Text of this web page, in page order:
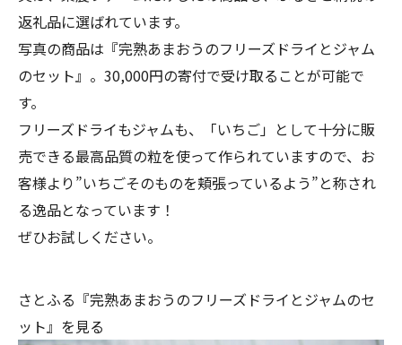
返礼品に選ばれています。
写真の商品は『完熟あまおうのフリーズドライとジャム
のセット』。30,000円の寄付で受け取ることが可能で
す。
フリーズドライもジャムも、「いちご」として十分に販
売できる最高品質の粒を使って作られていますので、お
客様より”いちごそのものを頬張っているよう”と称され
る逸品となっています！
ぜひお試しください。
さとふる『完熟あまおうのフリーズドライとジャムのセ
ット』を見る